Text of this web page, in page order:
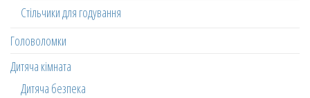
Стільчики для годування
Головоломки
Дитяча кімната
Дитяча безпека